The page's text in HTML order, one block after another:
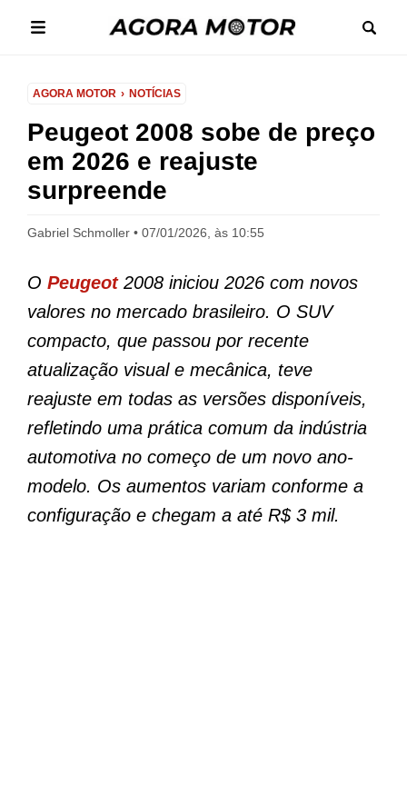
AGORA MOTOR NOTÍCIAS
Peugeot 2008 sobe de preço
em 2026 e reajuste
surpreende
Gabriel Schmoller 07/01/2026, às 10:55
O Peugeot2008 iniciou 2026 com novos
valores no mercado brasileiro. O SUV
compacto, que passou por recente
atualização visual e mecânica, teve
reajuste em todas as versões disponíveis,
refletindo uma prática comum da indústria
automotiva no começo de um novo ano-
modelo. Os aumentos variam conforme a
configuração e chegam a até R$ 3 mil.